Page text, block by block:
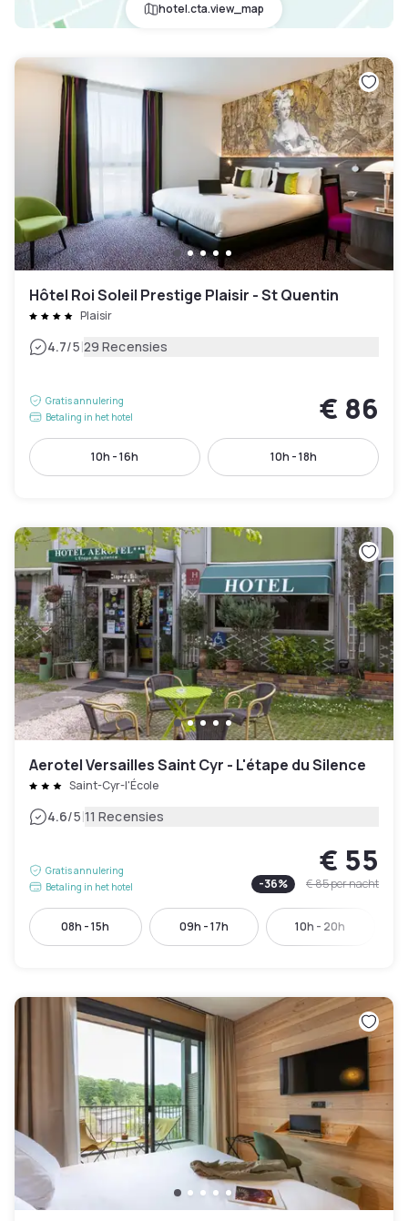
hotel.cta.view_map
Hôtel Roi Soleil Prestige Plaisir - St Quentin
Plaisir
4.7/5|29 Recensies
Gratis annulering
Betaling in het hotel
€ 86
10h - 16h 10h - 18h
Aerotel Versailles Saint Cyr - L'étape du Silence
Saint-Cyr-l'École
4.6/5|11 Recensies
Gratis annulering
Betaling in het hotel
€ 55
-36% € 85per nacht
08h - 15h 09h - 17h 10h - 20h